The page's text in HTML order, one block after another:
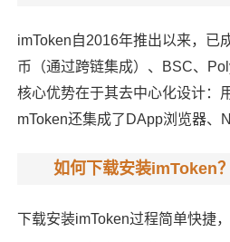
imToken自2016年推出以来，已
币（通过跨链集成）、BSC、
核心优势在于其去中心化设计：
mToken还集成了DApp浏览器、
如何下载安装imToken？
下载安装imToken过程简单快捷